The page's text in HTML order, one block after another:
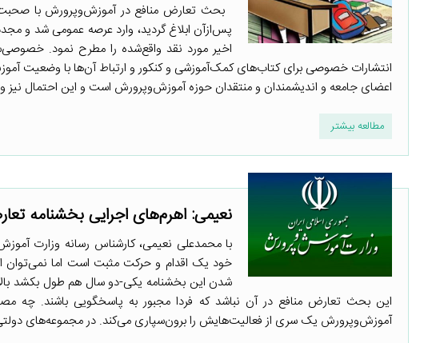
بحث تعارض منافع در آموزش‌وپرورش با
پس‌ازآن ابلاغ گردید، وارد عرصه عمومی شد و
اخیر مورد نقد واقع‌شده را مطرح نمود.
انتشارات خصوصی برای کتاب‌های کمک‌آموزشی و کنکور و ارتباط آن‌ها با وضعیت
اعضای جامعه و اندیشمندان و منتقدان حوزه آموزش‌وپرورش است و این احتمال
مطالعه بیشتر
نعیمی: اهرم‌های اجرایی بخشنامه
با محمدعلی نعیمی، کارشناس رسانه وزارت
خود یک اقدام و حرکت مثبت است اما نمی‌توان
شدن این بخشنامه یکی-دو سال هم طول بکشد
این بحث تعارض منافع در آن نباشد که فردا مجبور به پاسخگویی باشند. چه
آموزش‌وپرورش یک سری از فعالیت‌هایش را برون‌سپاری می‌کند. در مجموعه‌های